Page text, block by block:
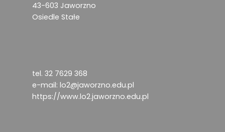
43-603 Jaworzno
Osiedle Stałe
tel. 32 7629 368
e-mail: lo2@jaworzno.edu.pl
https://www.lo2.jaworzno.edu.pl